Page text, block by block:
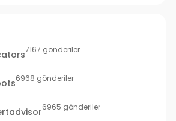
7167 gönderiler
6968 gönderiler
6965 gönderiler